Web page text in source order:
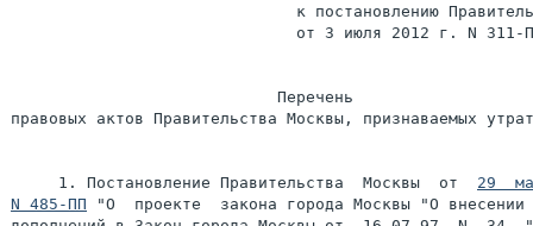
к постановлению
от 3 июля 2012 г. N 311-
                            Перечень
правовых актов Правительства Москвы, признаваемых
     1. Постановление Правительства  Москвы  от
29
N 485-ПП "О  проекте  закона города Москвы "О внесении